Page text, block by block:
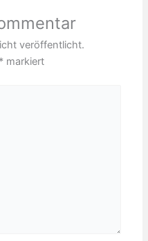
veröffentlicht.
* markiert